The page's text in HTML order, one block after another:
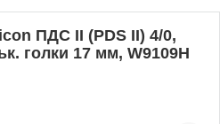
ПДС II (PDS II) 4/0,
голки 17 мм, W9109H